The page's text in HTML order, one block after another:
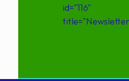
id="116"